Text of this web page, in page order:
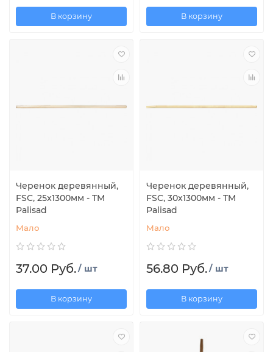
В корзину В корзину
Черенок деревянный,
FSC, 25x1300мм - TM
Palisad
Мало
37.00 Руб./ шт
В корзину
Черенок деревянный,
FSC, 30x1300мм - TM
Palisad
Мало
56.80 Руб./ шт
В корзину